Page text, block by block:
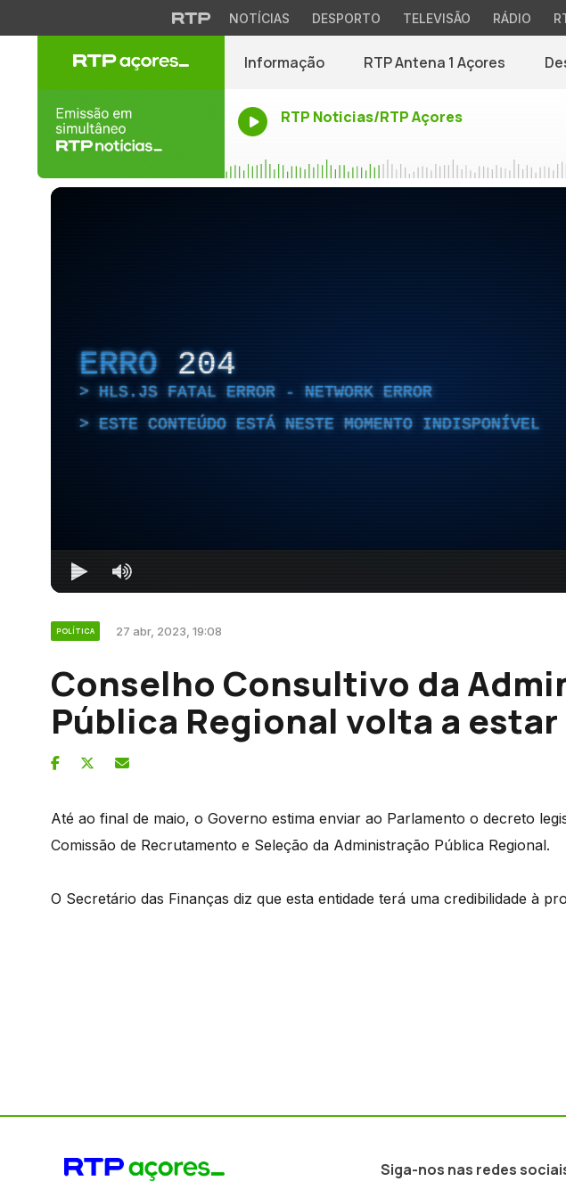
NOTÍCIAS DESPORTO TELEVISÃO RÁDIO
Informação RTP Antena 1 Açores
RTP Noticias/RTP Açores
ERRO 204
HLS.JS FATAL ERROR - NETWORK ERROR
ESTE CONTEÚDO ESTÁ NESTE MOMENTO INDISPONÍVEL
POLÍTICA 27 abr, 2023, 19:08
Conselho Consultivo da
Pública Regional volta a
Até ao final de maio, o Governo estima enviar ao Parlamento o decreto
Comissão de Recrutamento e Seleção da Administração Pública Regional.
O Secretário das Finanças diz que esta entidade terá uma credibilidade à
Siga-nos nas redes